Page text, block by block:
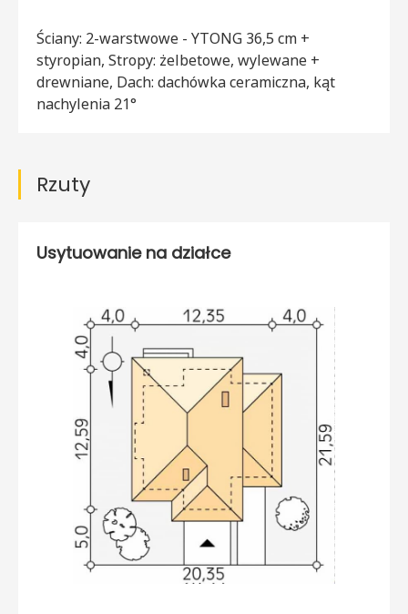
Ściany: 2-warstwowe - YTONG 36,5 cm +
styropian, Stropy: żelbetowe, wylewane +
drewniane, Dach: dachówka ceramiczna, kąt
nachylenia 21°
Rzuty
Usytuowanie na działce